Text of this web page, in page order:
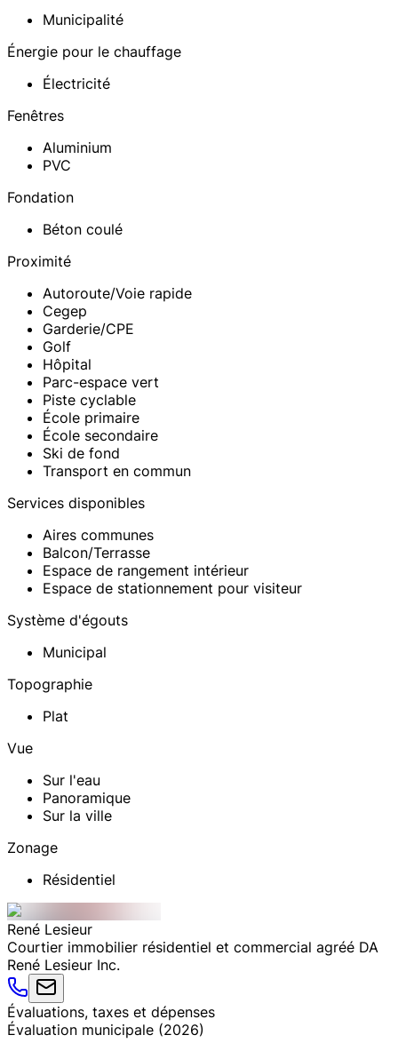
Municipalité
Énergie pour le chauffage
Électricité
Fenêtres
Aluminium
PVC
Fondation
Béton coulé
Proximité
Autoroute/Voie rapide
Cegep
Garderie/CPE
Golf
Hôpital
Parc-espace vert
Piste cyclable
École primaire
École secondaire
Ski de fond
Transport en commun
Services disponibles
Aires communes
Balcon/Terrasse
Espace de rangement intérieur
Espace de stationnement pour visiteur
Système d'égouts
Municipal
Topographie
Plat
Vue
Sur l'eau
Panoramique
Sur la ville
Zonage
Résidentiel
René Lesieur
Courtier immobilier résidentiel et commercial agréé DA
René Lesieur Inc.
Évaluations, taxes et dépenses
Évaluation municipale (2026)